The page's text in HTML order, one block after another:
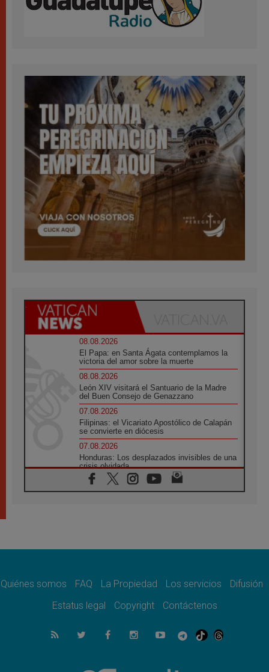
08.08.2026
El Papa: en Santa Ágata contemplamos la
victoria del amor sobre la muerte
08.08.2026
León XIV visitará el Santuario de la Madre
del Buen Consejo de Genazzano
07.08.2026
Filipinas: el Vicariato Apostólico de Calapán
se convierte en diócesis
07.08.2026
Honduras: Los desplazados invisibles de una
crisis olvidada
07.08.2026
Bokalic: "En Argentina el Papa León señalará
07.08.2026
07.08.2026
Universidades Católicas: «Exercises in
07.08.2026
Fortunatus Nwachukwu: la comunicación
Quiénes somos FAQ La Propiedad Los servicios
Difusión
Estatus legal
Copyright Contáctenos